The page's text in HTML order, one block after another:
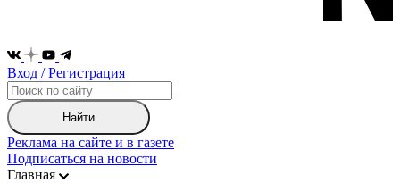
Вход / Регистрация
Найти
Реклама на сайте и в газете
Подписаться на новости
Главная